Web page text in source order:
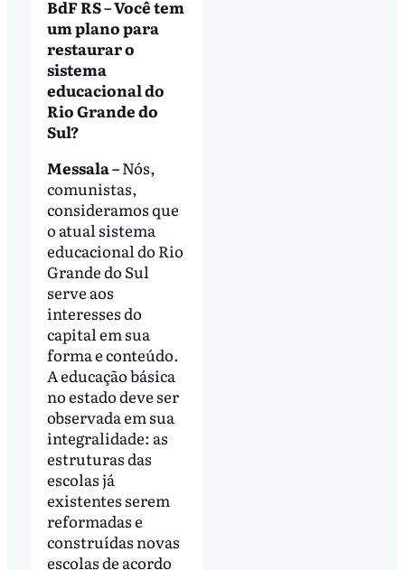
BdF RS – Você tem
um plano para
restaurar o
sistema
educacional do
Rio Grande do
Sul?
Messala –Nós,
comunistas,
consideramos que
o atual sistema
educacional do Rio
Grande do Sul
serve aos
interesses do
capital em sua
forma e conteúdo.
A educação básica
no estado deve ser
observada em sua
integralidade: as
estruturas das
escolas já
existentes serem
reformadas e
construídas novas
escolas de acordo